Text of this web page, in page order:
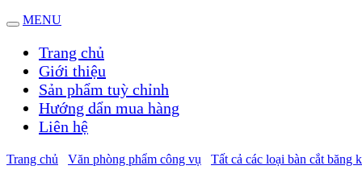
MENU
Trang chủ
Giới thiệu
Sản phẩm tuỳ chỉnh
Hướng dẩn mua hàng
Liên hệ
Trang chủ Văn phòng phẩm công vụ Tất cả các loại bàn cắt băng